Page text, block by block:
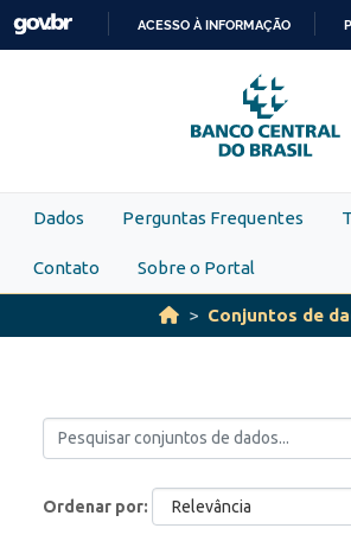
Skip to main content
PARA
O
CONTEÚDO
ACESSO À INFORMAÇÃO
Dados Perguntas Frequentes
Contato Sobre o Portal
Conjuntos de
Ordenar por